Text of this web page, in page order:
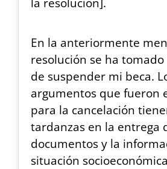
En la anteriormente
resolución se ha
de suspender mi beca.
argumentos que fueron
para la cancelación
tardanzas en la entrega
documentos y la
situación